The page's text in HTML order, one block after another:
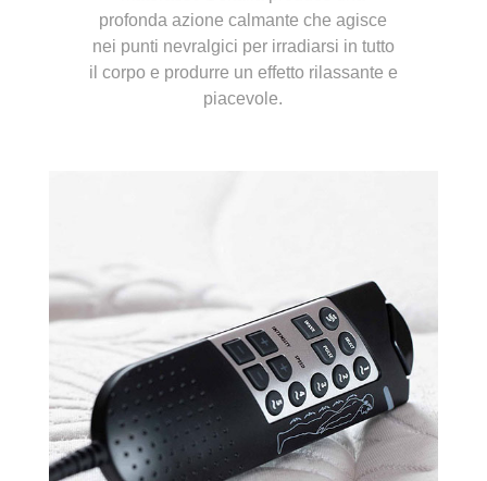
profonda azione calmante che agisce
nei punti nevralgici per irradiarsi in tutto
il corpo e produrre un effetto rilassante e
piacevole.